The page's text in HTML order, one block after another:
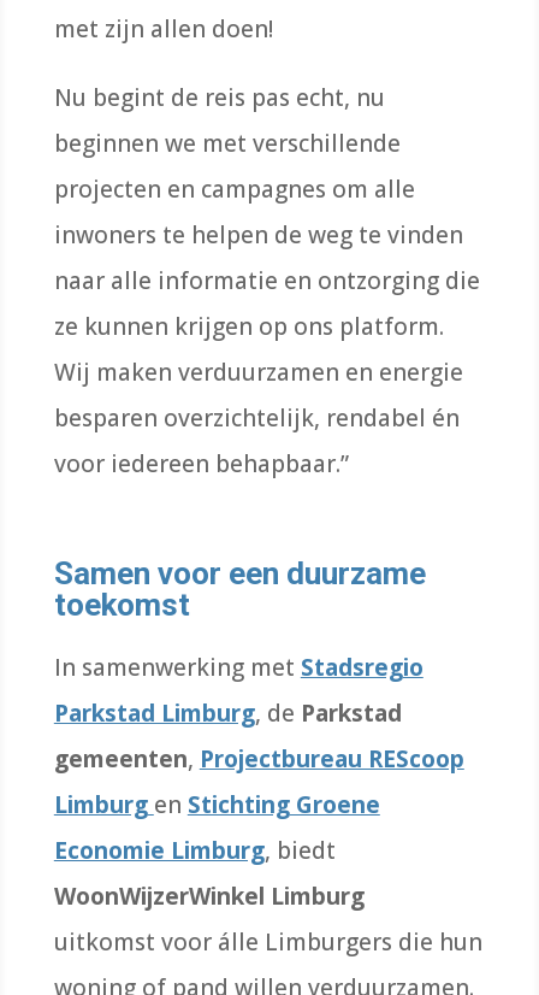
met zijn allen doen!
Nu begint de reis pas echt, nu
beginnen we met verschillende
projecten en campagnes om alle
inwoners te helpen de wegte vinden
naaralle informatie en ontzorgingdie
ze kunnen krijgen op ons platform.
Wij maken verduurzamen en energie
besparen overzichtelijk, rendabel én
voor iedereen behapbaar.”
Samen voor een duurzame
toekomst
In samenwerking met Stadsregio
Parkstad Limburg, de Parkstad
gemeenten, Projectbureau REScoop
Limburg en Stichting Groene
Economie Limburg, biedt
WoonWijzerWinkel Limburg
uitkomst voor álle Limburgers die hun
woning of pand willen verduurzamen.